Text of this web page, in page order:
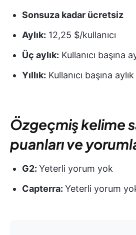
Sonsuza kadar ücretsiz
Aylık: 12,25 $/kullanıcı
Üç aylık: Kullanıcı başına
Yıllık: Kullanıcı başına
Özgeçmiş kelime
puanları ve
G2: Yeterli yorum yok
Capterra: Yeterli yorum